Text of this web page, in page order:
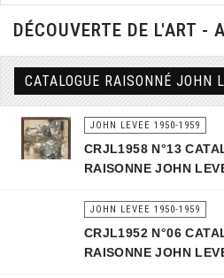
DÉCOUVERTE DE L'ART -
CATALOGUE RAISONNÉ JOHN
JOHN LEVEE 1950-1959
CRJL1958 N°13
RAISONNE JOHN
JOHN LEVEE 1950-1959
CRJL1952 N°06
RAISONNE JOHN